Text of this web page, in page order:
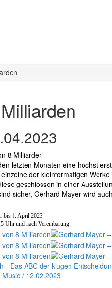
8 Milliarden
letzten Monaten eine höchst
der kleinformatigen
geschlossen in einer
sicher, Gerhard Mayer wird
bis 1. April 2023
Uhr und nach Vereinbarung
- Das ABC der klugen
Music / 12.02.2023